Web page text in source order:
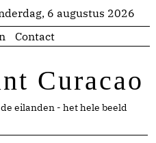
6 augustus 2026
Contact
Curacao
eilanden - het hele beeld